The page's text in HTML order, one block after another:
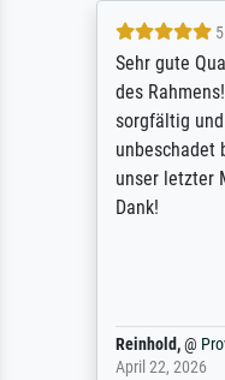
5 /
Sehr gute
des Rahmens!
sorgfältig und
unbeschadet
unser letzter
Dank!
Reinhold, @
April 22, 2026